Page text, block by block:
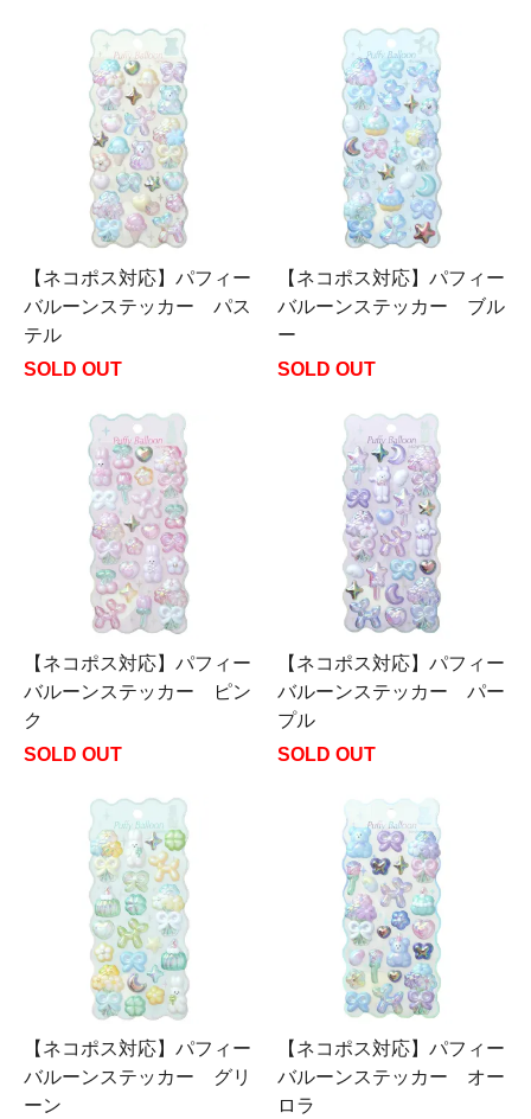
【ネコポス対応】パフィー
バルーンステッカー パス
テル
SOLD OUT
【ネコポス対応】パフィー
バルーンステッカー ブル
ー
SOLD OUT
【ネコポス対応】パフィー
バルーンステッカー ピン
ク
SOLD OUT
【ネコポス対応】パフィー
バルーンステッカー パー
プル
SOLD OUT
【ネコポス対応】パフィー
バルーンステッカー グリ
ーン
【ネコポス対応】パフィー
バルーンステッカー オー
ロラ